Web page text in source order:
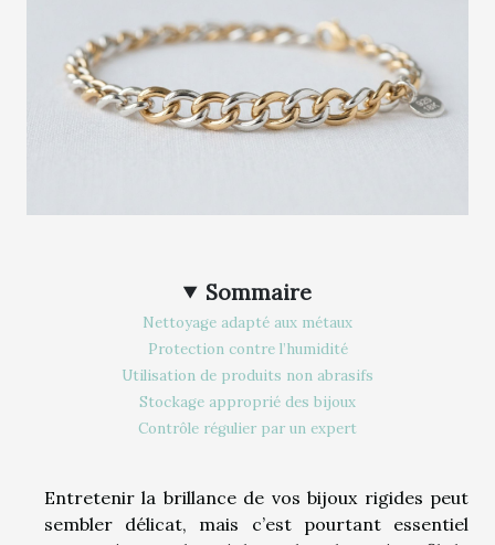
Sommaire
Nettoyage adapté aux métaux
Protection contre l’humidité
Utilisation de produits non abrasifs
Stockage approprié des bijoux
Contrôle régulier par un expert
Entretenir la brillance de vos bijoux rigides peut
sembler délicat, mais c’est pourtant essentiel